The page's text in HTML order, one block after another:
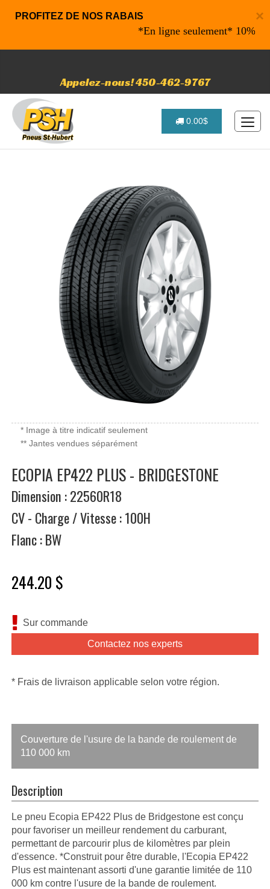
×
PROFITEZ DE NOS RABAIS
*En ligne seulement* 10% de
Appelez-nous! 450-462-9767
0.00$
* Image à titre indicatif seulement
** Jantes vendues séparément
ECOPIA EP422 PLUS - BRIDGESTONE
Dimension : 22560R18
CV - Charge / Vitesse : 100H
Flanc : BW
244.20 $
Sur commande
Contactez nos experts
* Frais de livraison applicable selon votre région.
Couverture de l'usure de la bande de roulement de
110 000 km
Description
Le pneu Ecopia EP422 Plus de Bridgestone est conçu
pour favoriser un meilleur rendement du carburant,
permettant de parcourir plus de kilomètres par plein
d'essence. *Construit pour être durable, l'Ecopia EP422
Plus est maintenant assorti d'une garantie limitée de 110
000 km contre l'usure de la bande de roulement.